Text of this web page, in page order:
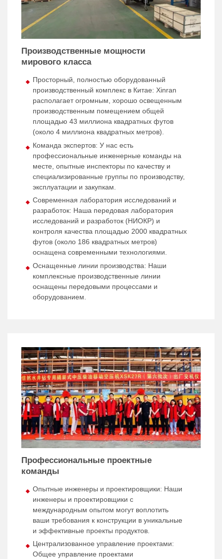
Производственные мощности
мирового класса
Просторный, полностью оборудованный
производственный комплекс в Китае: Xinran
располагает огромным, хорошо освещенным
производственным помещением общей
площадью 43 миллиона квадратных футов
(около 4 миллиона квадратных метров).
Команда экспертов: У нас есть
профессиональные инженерные команды на
месте, опытные инспекторы по качеству и
специализированные группы по производству,
эксплуатации и закупкам.
Современная лаборатория исследований и
разработок: Наша передовая лаборатория
исследований и разработок (НИОКР) и
контроля качества площадью 2000 квадратных
футов (около 186 квадратных метров)
оснащена современными технологиями.
Оснащенные линии производства: Наши
комплексные производственные линии
оснащены передовыми процессами и
оборудованием.
Профессиональные проектные
команды
Опытные инженеры и проектировщики: Наши
инженеры и проектировщики с
международным опытом могут воплотить
ваши требования к конструкции в уникальные
и эффективные проекты продуктов.
Централизованное управление проектами:
Общее управление проектами